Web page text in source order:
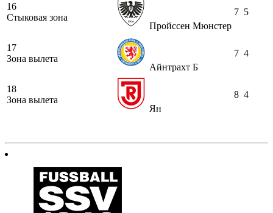
16
Стыковая зона
Пройссен Мюнстер
7 5
17
Зона вылета
Айнтрахт Б
7 4
18
Зона вылета
Ян
8 4